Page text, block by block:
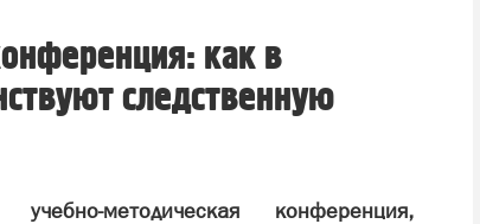
как в
следственную
методическая конференция,